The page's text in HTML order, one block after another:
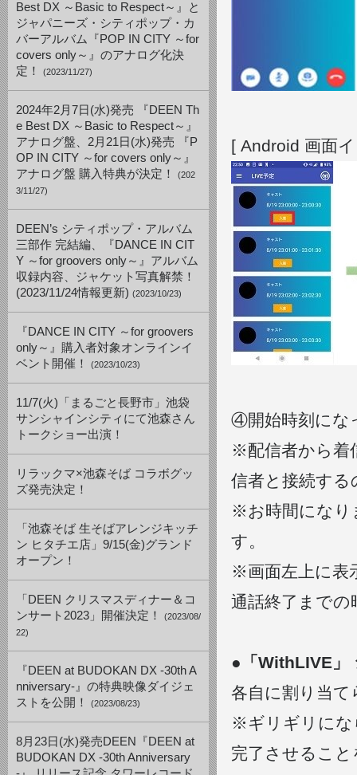
Best DX ～Basic to Respect～』と
ジャパニーズ・シティポップ・カ
バーアルバム『POP IN CITY ～for
covers only～』のアナログ化決
定！
(2023/11/27)
2024年2月7日(水)発売 『DEEN Th
e Best DX ～Basic to Respect～』
アナログ盤、2月21日(水)発売 『P
OP IN CITY ～for covers only～』
アナログ盤 購入特典が決定！
(202
3/11/27)
DEEN’s シティポップ・アルバム
三部作 完結編、『DANCE IN CIT
Y ～for groovers only～』アルバム
収録内容、ジャケット写真解禁！
(2023/11/24情報更新) (2023/10/23)
『DANCE IN CITY ～for groovers
only～』購入者対象オンラインイ
ベント開催！
(2023/10/23)
11/7(火)「まるごと長野市」池袋
サンシャインシティにて池森さん
トークショー出演！
リラックマ×池森そば コラボグッ
ズ発売決定！
「池森そば 生そばアレンジキッチ
ン ヒタチエ店」9/15(金)グランド
オープン！
「DEEN クリスマスディナー＆コ
ンサート2023」開催決定！
(2023/08/
22)
『DEEN at BUDOKAN DX -30th A
nniversary-』の特典映像ダイジェ
ストを公開！
(2023/08/23)
8月23日(水)発売DEEN『DEEN at
BUDOKAN DX -30th Anniversary
[ Android 画面
④開始時刻にな
※配信者から着
信者と接続す
※お時間になり
す。
※画面左上に表
通話終了まで
●「WithLIVE」
各自に割り当て
※ギリギリにな
完了させるこ